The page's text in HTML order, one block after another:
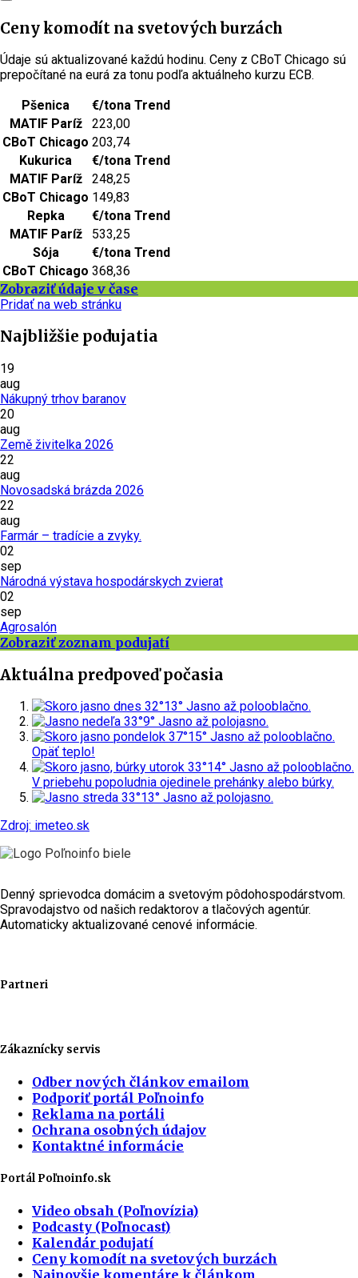
Ceny komodít na svetových burzách
Údaje sú aktualizované každú hodinu. Ceny z CBoT Chicago sú
prepočítané na eurá za tonu podľa aktuálneho kurzu ECB.
Pšenica
€/tona Trend
MATIF Paríž
223,00
CBoT Chicago 203,74
Kukurica
€/tona Trend
MATIF Paríž
248,25
CBoT Chicago 149,83
Repka
€/tona Trend
MATIF Paríž
533,25
Sója
€/tona Trend
CBoT Chicago 368,36
Zobraziť údaje v čase
Pridať na web stránku
Najbližšie podujatia
19
aug
Nákupný trhov baranov
20
aug
Země živitelka 2026
22
aug
Novosadská brázda 2026
22
aug
Farmár – tradície a zvyky.
02
sep
Národná výstava hospodárskych zvierat
02
sep
Agrosalón
Zobraziť zoznam podujatí
Aktuálna predpoveď počasia
dnes 32°13° Jasno až polooblačno.
nedeľa 33°9° Jasno až polojasno.
pondelok 37°15° Jasno až polooblačno.
Opäť teplo!
utorok 33°14° Jasno až polooblačno.
V priebehu popoludnia ojedinele prehánky alebo búrky.
streda 33°13° Jasno až polojasno.
Zdroj: imeteo.sk
Denný sprievodca domácim a svetovým pôdohospodárstvom.
Spravodajstvo od našich redaktorov a tlačových agentúr.
Automaticky aktualizované cenové informácie.
Partneri
Zákaznícky servis
Odber nových článkov emailom
Podporiť portál Poľnoinfo
Reklama na portáli
Ochrana osobných údajov
Kontaktné informácie
Portál Poľnoinfo.sk
Video obsah (Poľnovízia)
Podcasty (Poľnocast)
Kalendár podujatí
Ceny komodít na svetových burzách